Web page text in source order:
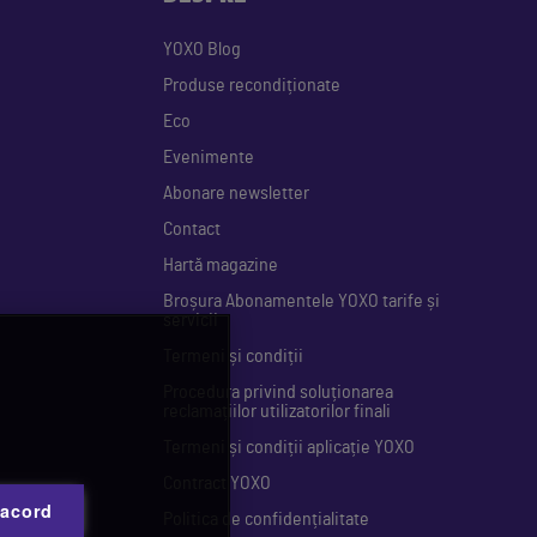
YOXO Blog
Produse recondiționate
Eco
Evenimente
Abonare newsletter
Contact
Hartă magazine
Broșura Abonamentele YOXO tarife și
servicii
Termeni și condiții
Procedura privind soluționarea
reclamațiilor utilizatorilor finali
Termeni și condiții aplicație YOXO
Contract YOXO
Politica de confidențialitate